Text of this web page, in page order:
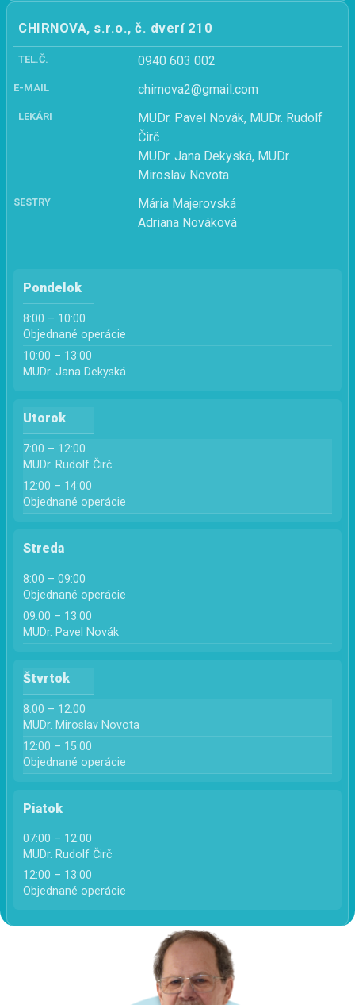
CHIRNOVA, s.r.o., č. dverí 210
TEL.Č. 0940 603 002
E-MAIL chirnova2@gmail.com
LEKÁRI
MUDr. Pavel Novák, MUDr. Rudolf
Čirč
MUDr. Jana Dekyská, MUDr.
Miroslav Novota
SESTRY
Mária Majerovská
Adriana Nováková
Pondelok
8:00 – 10:00
Objednané operácie
10:00 – 13:00
MUDr. Jana Dekyská
Utorok
7:00 – 12:00
MUDr. Rudolf Čirč
12:00 – 14:00
Objednané operácie
Streda
8:00 – 09:00
Objednané operácie
09:00 – 13:00
MUDr. Pavel Novák
Štvrtok
8:00 – 12:00
MUDr. Miroslav Novota
12:00 – 15:00
Objednané operácie
Piatok
07:00 – 12:00
MUDr. Rudolf Čirč
12:00 – 13:00
Objednané operácie